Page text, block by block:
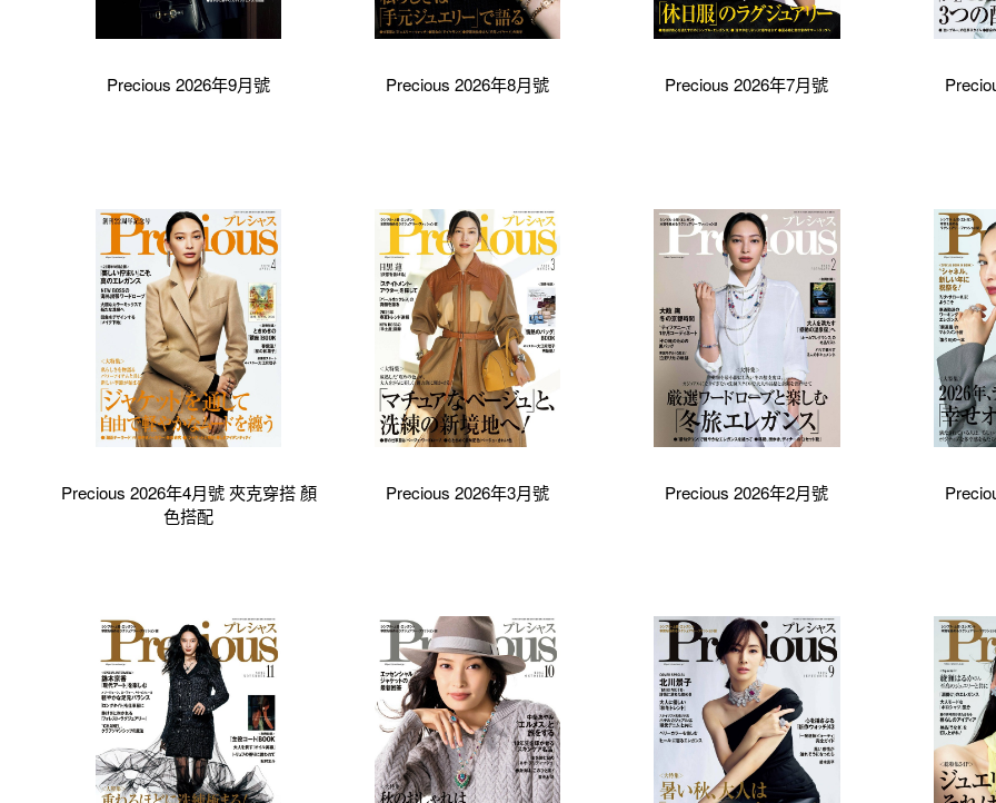
Precious 2026年9月號 Precious 2026年8月號 Precious 2026年7月號
Precious 2026年4月號 夾克穿搭 顏
色搭配
Precious 2026年3月號 Precious 2026年2月號